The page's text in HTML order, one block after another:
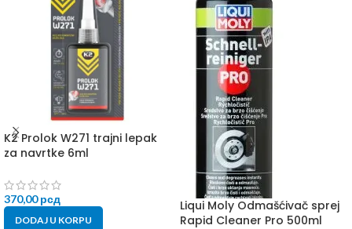
K2 Prolok W271 trajni lepak
za navrtke 6ml
370,00рсд
DODAJ U KORPU
Liqui Moly Odmašćivač sprej
Rapid Cleaner Pro 500ml